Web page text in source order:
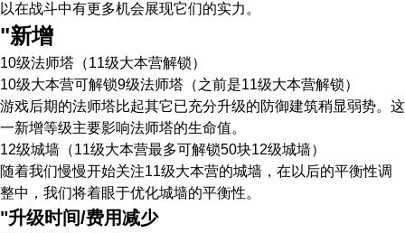
以在战斗中有更多机会展现它们的实力。
"新增
10级法师塔（11级大本营解锁）
10级大本营可解锁9级法师塔（之前是11级大本营解锁）
游戏后期的法师塔比起其它已充分升级的防御建筑稍显弱势。这
一新增等级主要影响法师塔的生命值。
12级城墙（11级大本营最多可解锁50块12级城墙）
随着我们慢慢开始关注11级大本营的城墙，在以后的平衡性调
整中，我们将着眼于优化城墙的平衡性。
"升级时间/费用减少